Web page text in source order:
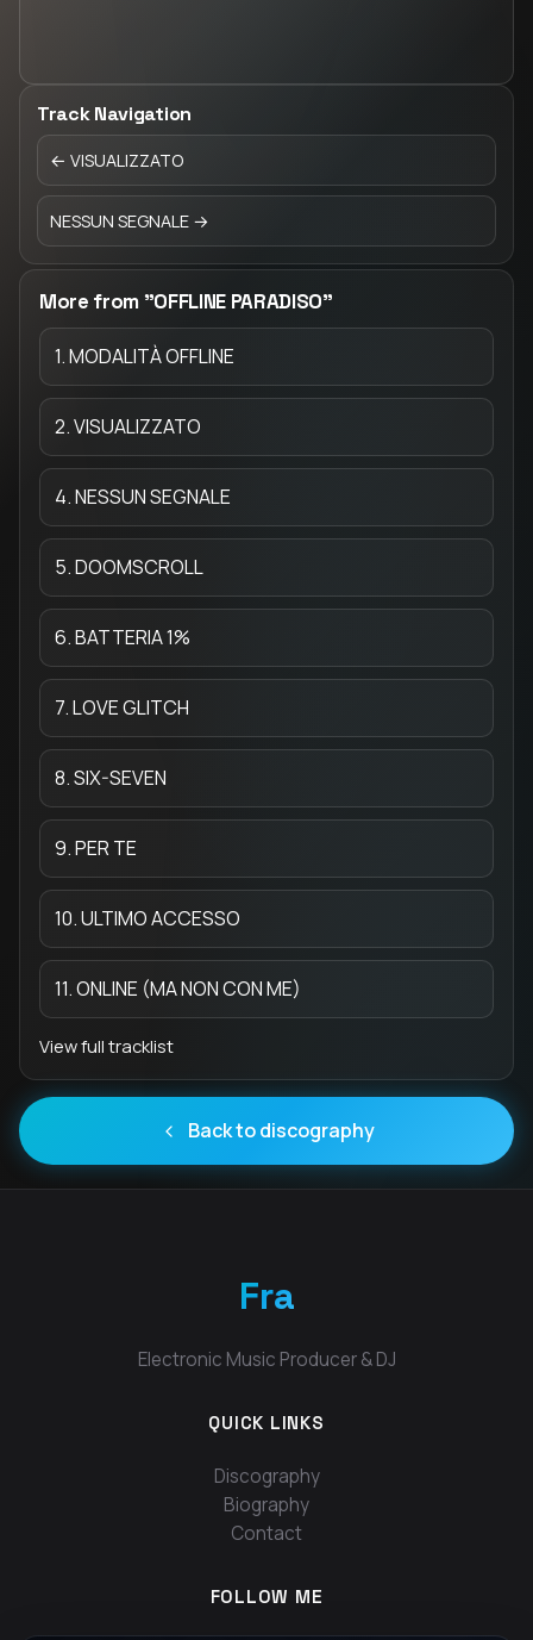
Track Navigation
← VISUALIZZATO
NESSUN SEGNALE →
More from "OFFLINE PARADISO"
1. MODALITÀ OFFLINE
2. VISUALIZZATO
4. NESSUN SEGNALE
5. DOOMSCROLL
6. BATTERIA 1%
7. LOVE GLITCH
8. SIX-SEVEN
9. PER TE
10. ULTIMO ACCESSO
11. ONLINE (MA NON CON ME)
View full tracklist
Back to discography
Fra
Electronic Music Producer & DJ
QUICK LINKS
Discography
Biography
Contact
FOLLOW ME